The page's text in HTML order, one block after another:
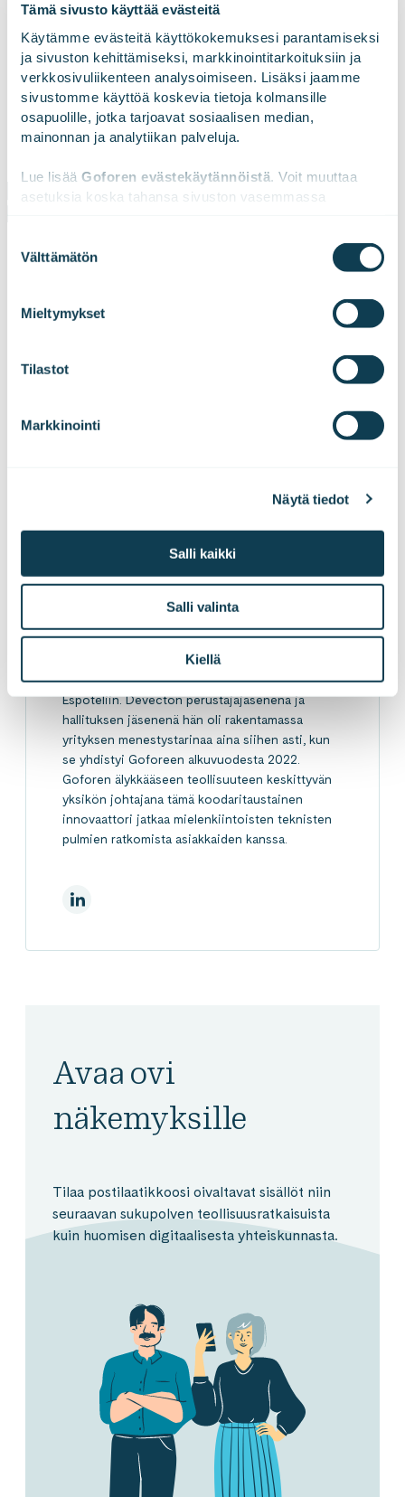
Tämä sivusto käyttää evästeitä
Käytämme evästeitä käyttökokemuksesi parantamiseksi
ja sivuston kehittämiseksi, markkinointitarkoituksiin ja
verkkosivuliikenteen analysoimiseen. Lisäksi jaamme
sivustomme käyttöä koskevia tietoja kolmansille
osapuolille, jotka tarjoavat sosiaalisen median,
mainonnan ja analytiikan palveluja.
Lue lisää Goforen evästekäytännöistä . Voit muuttaa
asetuksia koska tahansa sivuston vasemmassa
valinta
Välttämätön
Mieltymykset
Tilastot
Markkinointi
Näytä tiedot
Salli kaikki
Salli valinta
Kiellä
Ymmärtääksemme paremmin Suomessa
toimivien valmistavan teollisuuden yritysten
nykytilaa vuonna 2024, päätimme haastatella
alan yritysten johtajia. Tietävätkö
suomalaisyritykset, kuinka tekoäly mahdollistaa
kilpailuetua?
tutkismuraportti: Tekoälystä kilpailuetua valmistavaan
Lapin lahja IT-maailmalle! Harri on juuriensa
alan konkari, joka suhtautuu elämään ja työhön
sen vaatimalla huumorilla. Taustalta löytyy pitkä
lista yrityksiä yksityisyrittäjyydestä Valtraan ja
Espoteliin. Devecton perustajajäsenenä ja
hallituksen jäsenenä hän oli rakentamassa
yrityksen menestystarinaa aina siihen asti, kun
se yhdistyi Goforeen alkuvuodesta 2022.
Goforen älykkääseen teollisuuteen keskittyvän
yksikön johtajana tämä koodaritaustainen
innovaattori jatkaa mielenkiintoisten teknisten
pulmien ratkomista asiakkaiden kanssa.
LinkedInissä
Avaa ovi
näkemyksille
Tilaa postilaatikkoosi oivaltavat sisällöt niin
seuraavan sukupolven teollisuusratkaisuista
kuin huomisen digitaalisesta yhteiskunnasta.